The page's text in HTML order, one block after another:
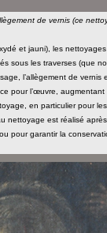
de vernis (ce
et jauni), les
sous les traverses (que
l’allègement de vernis
pour l’œuvre,
en particulier pour
est réalisé
pour garantir la